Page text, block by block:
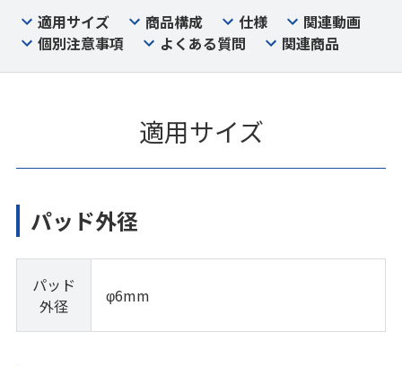
適用サイズ 商品構成 仕様
関連動画
個別注意事項
よくある質問 関連商品
適用サイズ
パッド外径
パッド
外径
φ6mm